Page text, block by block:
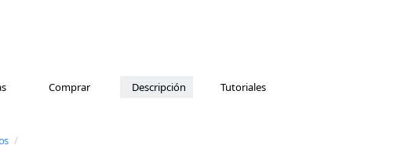
Comprar Descripción Tutoriales
/